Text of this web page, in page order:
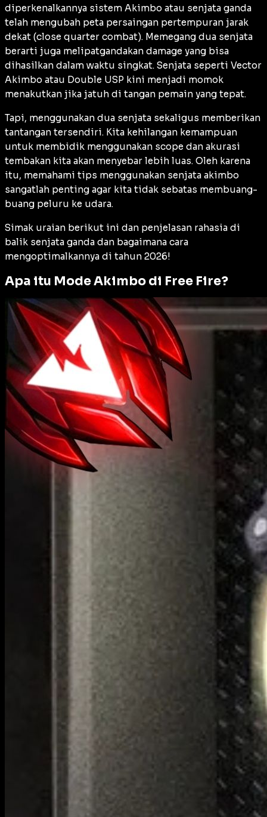
diperkenalkannya sistem Akimbo atau senjata ganda
telah mengubah peta persaingan pertempuran jarak
dekat (close quarter combat). Memegang dua senjata
berarti juga melipatgandakan damage yang bisa
dihasilkan dalam waktu singkat. Senjata seperti Vector
Akimbo atau Double USP kini menjadi momok
menakutkan jika jatuh di tangan pemain yang tepat.
Tapi, menggunakan dua senjata sekaligus memberikan
tantangan tersendiri. Kita kehilangan kemampuan
untuk membidik menggunakan scope dan akurasi
tembakan kita akan menyebar lebih luas. Oleh karena
itu, memahami tips menggunakan senjata akimbo
sangatlah penting agar kita tidak sebatas membuang-
buang peluru ke udara.
Simak uraian berikut ini dan penjelasan rahasia di
balik senjata ganda dan bagaimana cara
mengoptimalkannya di tahun 2026!
Apa itu Mode Akimbo di Free Fire?